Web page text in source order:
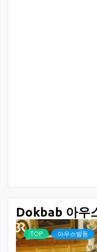
Dokbab 아우
TOP 아우스빌둥